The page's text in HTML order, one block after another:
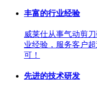
丰富的行业经验
威莱仕从事气动剪
业经验，服务客户
可！
先进的技术研发